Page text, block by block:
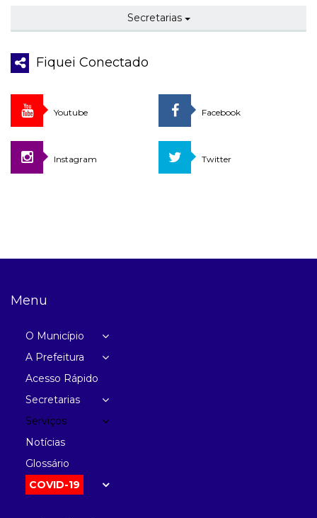
Secretarias
Fiquei Conectado
Youtube Facebook
Instagram Twitter
Menu
O Município
A Prefeitura
Acesso Rápido
Secretarias
Serviços
Notícias
Glossário
COVID-19